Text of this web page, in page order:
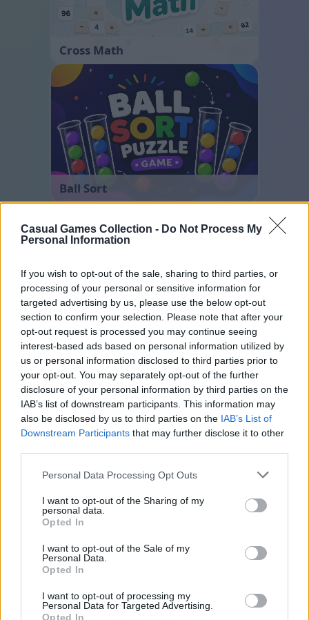
Casual Games Collection - Do Not Process My
Personal Information
If you wish to opt-out of the sale, sharing to third parties, or
processing of your personal or sensitive information for
targeted advertising by us, please use the below opt-out
section to confirm your selection. Please note that after your
opt-out request is processed you may continue seeing
interest-based ads based on personal information utilized by
us or personal information disclosed to third parties prior to
your opt-out. You may separately opt-out of the further
disclosure of your personal information by third parties on the
IAB’s list of downstream participants. This information may
also be disclosed by us to third parties on the IAB’s List of
Downstream Participants that may further disclose it to other
Personal Data Processing Opt Outs
I want to opt-out of the Sharing of my
personal data.
Opted In
I want to opt-out of the Sale of my
Personal Data.
Opted In
I want to opt-out of processing my
Personal Data for Targeted Advertising.
Opted In
Cross Math
Ball Sort
Number Quest
Пазли Солітер Маджонг